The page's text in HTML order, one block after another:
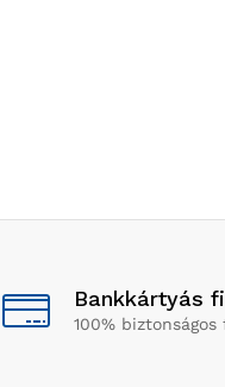
Bankkártyás
100% biztonságos